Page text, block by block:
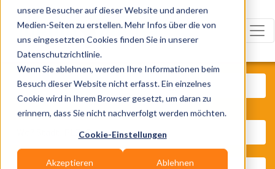
unsere Besucher auf dieser Website und anderen
Medien-Seiten zu erstellen. Mehr Infos über die von
uns eingesetzten Cookies finden Sie in unserer
Datenschutzrichtlinie.
Wenn Sie ablehnen, werden Ihre Informationen beim
Besuch dieser Website nicht erfasst. Ein einzelnes
Cookie wird in Ihrem Browser gesetzt, um daran zu
erinnern, dass Sie nicht nachverfolgt werden möchten.
Cookie-Einstellungen
Akzeptieren Ablehnen
Was? Künstler, Zelte, Bands,
Wo? Stadt, PLZ, Ort